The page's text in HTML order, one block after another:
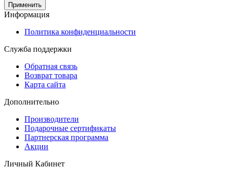
Применить
Информация
Политика конфиденциальности
Служба поддержки
Обратная связь
Возврат товара
Карта сайта
Дополнительно
Производители
Подарочные сертификаты
Партнерская программа
Акции
Личный Кабинет